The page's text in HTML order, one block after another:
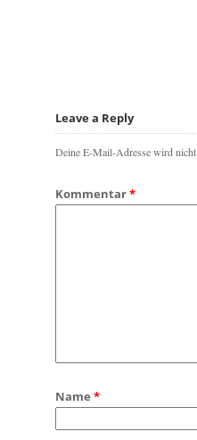
Leave a Reply
Deine E-Mail-Adresse wird
Kommentar*
Name *